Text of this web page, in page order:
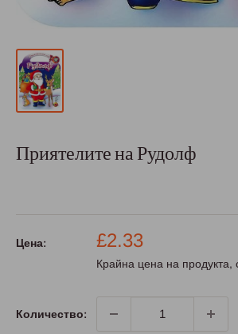
Приятелите на Рудолф
Цена:
Промо
цена
£2.33
Крайна цена на продукта,
Количество: